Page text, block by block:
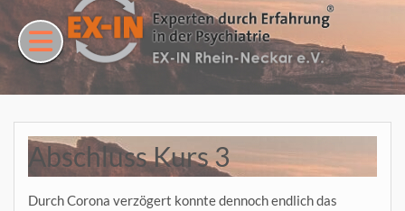
to
content
Abschluss Kurs 3
Durch Corona verzögert konnte dennoch endlich das